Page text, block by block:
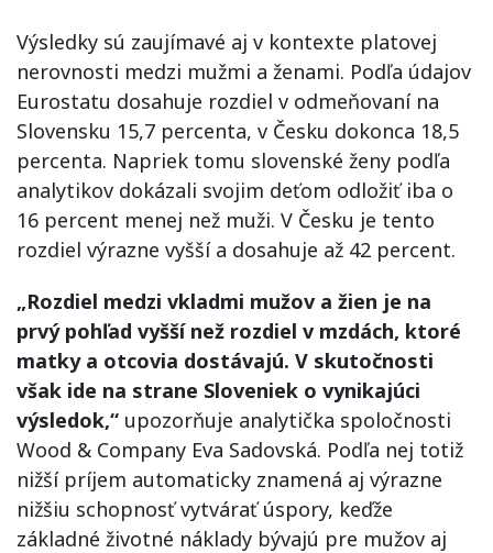
Výsledky sú zaujímavé aj v kontexte platovej
nerovnosti medzi mužmi a ženami. Podľa údajov
Eurostatu dosahuje rozdiel v odmeňovaní na
Slovensku 15,7 percenta, v Česku dokonca 18,5
percenta. Napriek tomu slovenské ženy podľa
analytikov dokázali svojim deťom odložiť iba o
16 percent menej než muži. V Česku je tento
rozdiel výrazne vyšší a dosahuje až 42 percent.
„Rozdiel medzi vkladmi mužov a žien je na
prvý pohľad vyšší než rozdiel v mzdách, ktoré
matky a otcovia dostávajú. V skutočnosti
však ide na strane Sloveniek o vynikajúci
výsledok,“ upozorňuje analytička spoločnosti
Wood & Company Eva Sadovská. Podľa nej totiž
nižší príjem automaticky znamená aj výrazne
nižšiu schopnosť vytvárať úspory, keďže
základné životné náklady bývajú pre mužov aj